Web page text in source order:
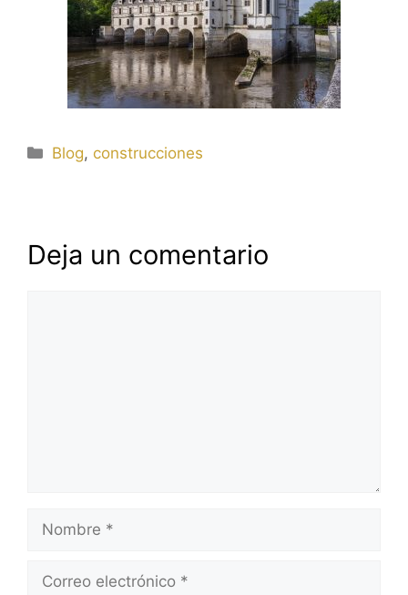
Categorías
Blog, construcciones
Deja un comentario
Nombre
Correo